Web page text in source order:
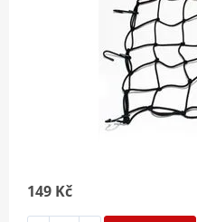
149 Kč